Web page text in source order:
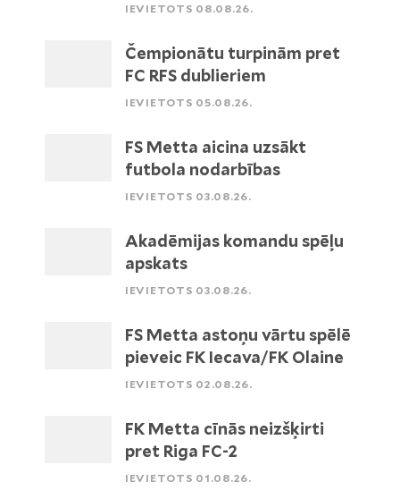
IEVIETOTS 08.08.26.
Čempionātu turpinām pret
FC RFS dublieriem
IEVIETOTS 05.08.26.
FS Metta aicina uzsākt
futbola nodarbības
IEVIETOTS 03.08.26.
Akadēmijas komandu spēļu
apskats
IEVIETOTS 03.08.26.
FS Metta astoņu vārtu spēlē
pieveic FK Iecava/FK Olaine
IEVIETOTS 02.08.26.
FK Metta cīnās neizšķirti
pret Riga FC-2
IEVIETOTS 01.08.26.